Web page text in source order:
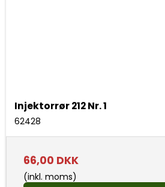
Injektorrør 212 Nr. 1
62428
66,00 DKK
(inkl. moms)